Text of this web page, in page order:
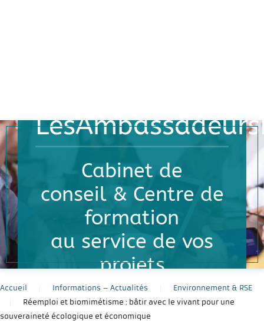
Cabinet de
conseil & Centre de
formation
au service de vos
projets
Accueil Informations – Actualités
Environnement & RSE
Réemploi et biomimétisme : bâtir avec le vivant pour une
souveraineté écologique et économique